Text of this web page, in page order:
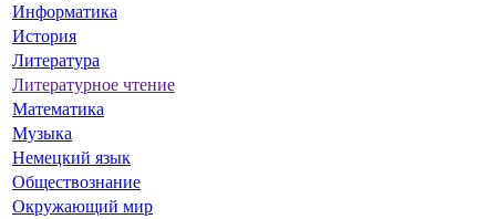
Информатика
История
Литература
Литературное чтение
Математика
Музыка
Немецкий язык
Обществознание
Окружающий мир